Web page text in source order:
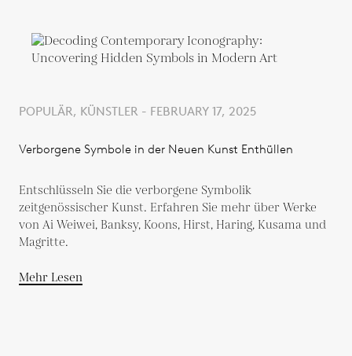
POPULÄR, KÜNSTLER - FEBRUARY 17, 2025
Verborgene Symbole in der Neuen Kunst Enthüllen
Entschlüsseln Sie die verborgene Symbolik
zeitgenössischer Kunst. Erfahren Sie mehr über Werke
von Ai Weiwei, Banksy, Koons, Hirst, Haring, Kusama und
Magritte.
Mehr Lesen